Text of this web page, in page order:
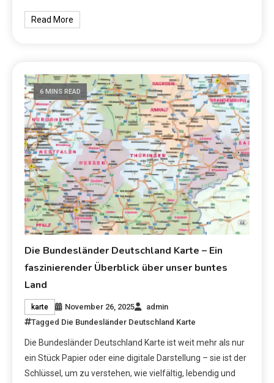
Read More
6 MINS READ
Die Bundesländer Deutschland Karte – Ein
faszinierender Überblick über unser buntes
Land
karte November 26, 2025
admin
Tagged Die Bundesländer Deutschland Karte
Die Bundesländer Deutschland Karte ist weit mehr als nur
ein Stück Papier oder eine digitale Darstellung – sie ist der
Schlüssel, um zu verstehen, wie vielfältig, lebendig und